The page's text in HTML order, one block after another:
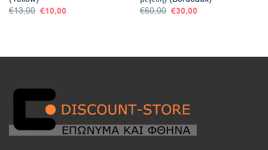
€13,00 Original
price
€10,00
€60,00 Original
price
€30,00